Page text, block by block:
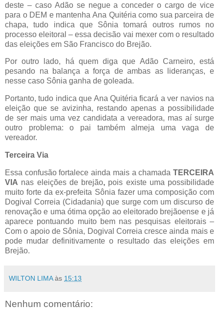
deste – caso Adão se negue a conceder o cargo de vice
para o DEM e mantenha Ana Quitéria como sua parceira de
chapa, tudo indica que Sônia tomará outros rumos no
processo eleitoral – essa decisão vai mexer com o resultado
das eleições em São Francisco do Brejão.
Por outro lado, há quem diga que Adão Carneiro, está
pesando na balança a força de ambas as lideranças, e
nesse caso Sônia ganha de goleada.
Portanto, tudo indica que Ana Quitéria ficará a ver navios na
eleição que se avizinha, restando apenas a possibilidade
de ser mais uma vez candidata a vereadora, mas aí surge
outro problema: o pai também almeja uma vaga de
vereador.
Terceira Via
Essa confusão fortalece ainda mais a chamada TERCEIRA
VIA nas eleições de brejão, pois existe uma possibilidade
muito forte da ex-prefeita Sônia fazer uma composição com
Dogival Correia (Cidadania) que surge com um discurso de
renovação e uma ótima opção ao eleitorado brejãoense e já
aparece pontuando muito bem nas pesquisas eleitorais –
Com o apoio de Sônia, Dogival Correia cresce ainda mais e
pode mudar definitivamente o resultado das eleições em
Brejão.
WILTON LIMA às 15:13
Nenhum comentário: